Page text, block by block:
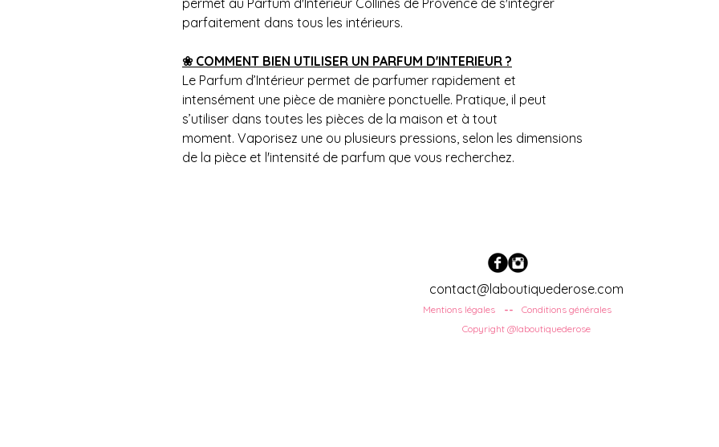
permet au Parfum d'Intérieur Collines de Provence de s'intégrer
parfaitement dans tous les intérieurs.
❀ COMMENT BIEN UTILISER UN PARFUM D'INTERIEUR ?
Le Parfum d’Intérieur permet de parfumer rapidement et
intensément une pièce de manière ponctuelle. Pratique, il peut
s’utiliser dans toutes les pièces de la maison et à tout
moment. Vaporisez une ou plusieurs pressions, selon les dimensions
de la pièce et l'intensité de parfum que vous recherchez.
contact@laboutiquederose.com
Mentions légales Conditions générales
--
Copyright @laboutiquederose